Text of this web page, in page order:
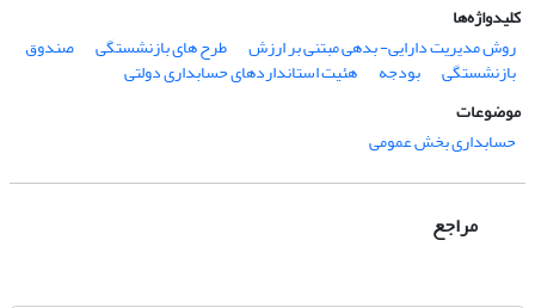
کلیدواژه‌ها
روش مدیریت دارایی- بدهی مبتنی بر ارزش
طرح های بازنشستگی صندوق
بازنشستگی بودجه
هئیت استانداردهای حسابداری دولتی
موضوعات
حسابداری بخش عمومی
مراجع